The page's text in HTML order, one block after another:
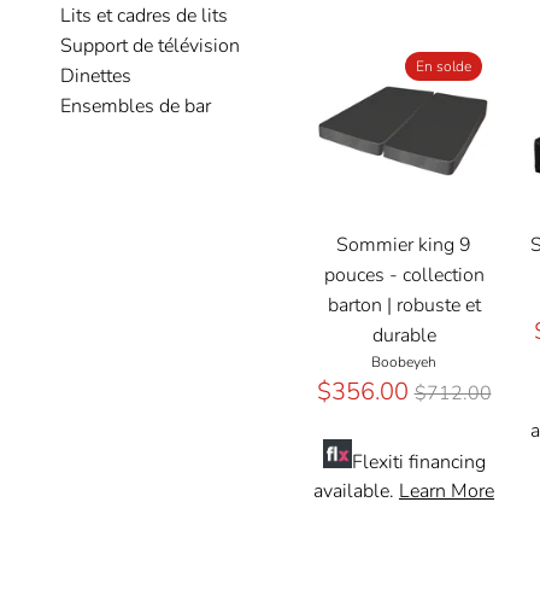
Lits et cadres de lits
Support de télévision
Dinettes
Ensembles de bar
Sommier king 9
pouces - collection
barton | robuste et
durable
Boobeyeh
$356.00Prix
$712.00
En solde
Flexiti financing
available. Learn More